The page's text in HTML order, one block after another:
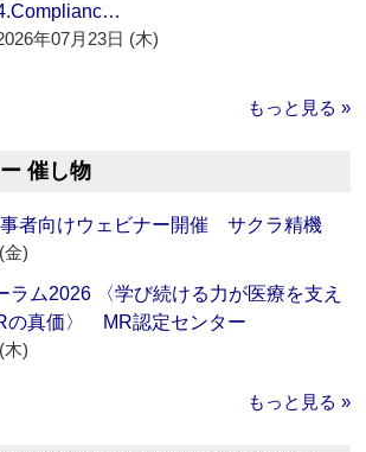
年07月23日 (木)
もっと見る »
催し物
者向けウェビナー開催 サクラ精機
金)
ラム2026 〈学び続ける力が医療を支え
の真価〉 MR認定センター
木)
もっと見る »